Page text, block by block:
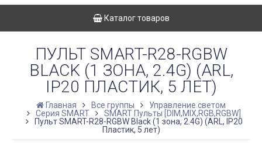
Каталог товаров
ПУЛЬТ SMART-R28-RGBW
BLACK (1 ЗОНА, 2.4G) (ARL,
IP20 ПЛАСТИК, 5 ЛЕТ)
Главная Все группы
Управление светом
Серия SMART
SMART Пульты [DIM,MIX,RGB,RGBW]
Пульт SMART-R28-RGBW Black (1 зона, 2.4G) (ARL, IP20
Пластик, 5 лет)